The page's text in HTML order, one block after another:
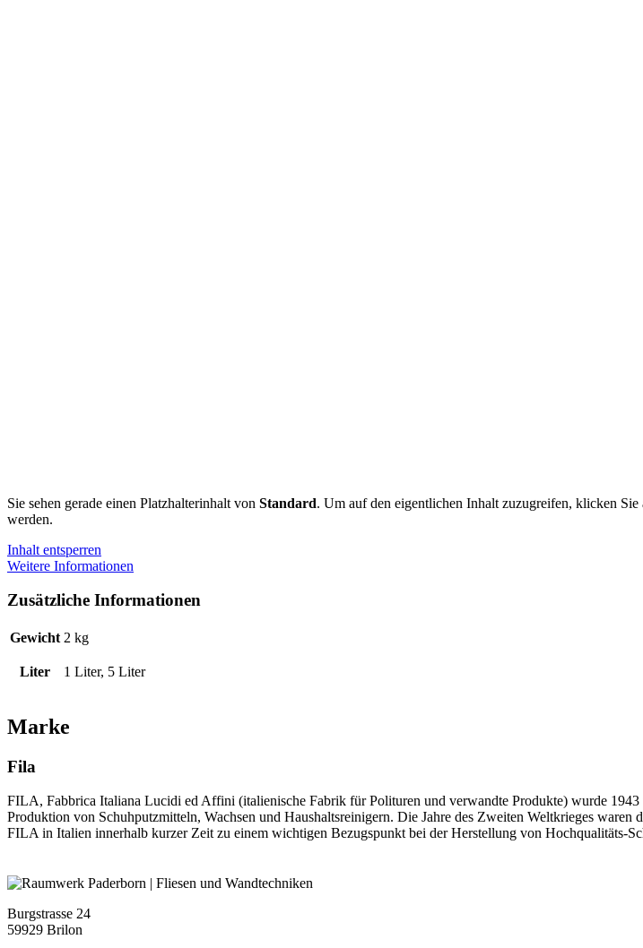
Sie sehen gerade einen Platzhalterinhalt von Standard. Um auf den eigentlichen Inhalt zuzugreifen, klicken
werden.
Inhalt entsperren
Weitere Informationen
Zusätzliche Informationen
Gewicht 2 kg
Liter 1 Liter, 5 Liter
Marke
Fila
FILA, Fabbrica Italiana Lucidi ed Affini (italienische Fabrik für Polituren und verwandte Produkte) wurde
Produktion von Schuhputzmitteln, Wachsen und Haushaltsreinigern. Die Jahre des Zweiten Weltkrieges
FILA in Italien innerhalb kurzer Zeit zu einem wichtigen Bezugspunkt bei der Herstellung von Hochqualitäts-
Burgstrasse 24
59929 Brilon